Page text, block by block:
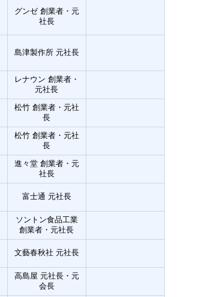
グンゼ 創業者・元
社長
島津製作所 元社長
レナウン 創業者・
元社長
松竹 創業者・元社
長
松竹 創業者・元社
長
進々堂 創業者・元
社長
富士通 元社長
ソントン食品工業
創業者・元社長
文藝春秋社 元社長
高島屋 元社長・元
会長